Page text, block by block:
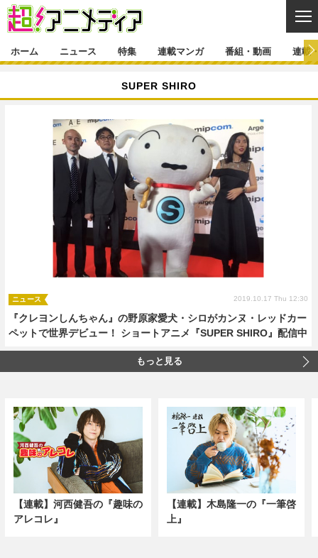
ゲーム・アプリ マンガ
映画 音楽
グッズ イベント
声優 コスプレ
舞台
特集一覧 カバー
インタビュー レポート
ラキりす
連載マンガ
連載マンガ一覧 連載一覧
番組・動画一覧 ラジオ
動画
連載・ブログ一覧
編集部ブログ・お知らせ
ホーム ニュース 特集 連載マンガ 番組・動画 連載
SUPER SHIRO
『クレヨンしんちゃん』の野原家愛犬・シロがカンヌ・レッドカー
ペットで世界デビュー！ ショートアニメ『SUPER SHIRO』配信中
ニュース 2019.10.17 Thu 12:30
もっと見る
【連載】河西健吾の『趣味の
アレコレ』
【連載】木島隆一の『一筆啓
上』